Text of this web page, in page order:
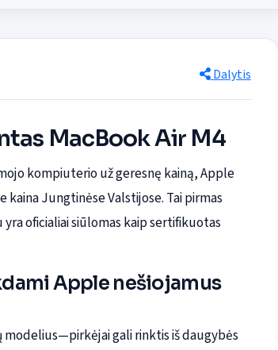
Dalytis
MacBook Air M4
kompiuterio už geresnę kainą, Apple
Jungtinėse Valstijose. Tai pirmas
oficialiai siūlomas kaip sertifikuotas
Apple nešiojamus
modelius—pirkėjai gali rinktis iš daugybės